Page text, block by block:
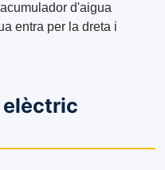
d'aigua
entra per la dreta i
elèctric